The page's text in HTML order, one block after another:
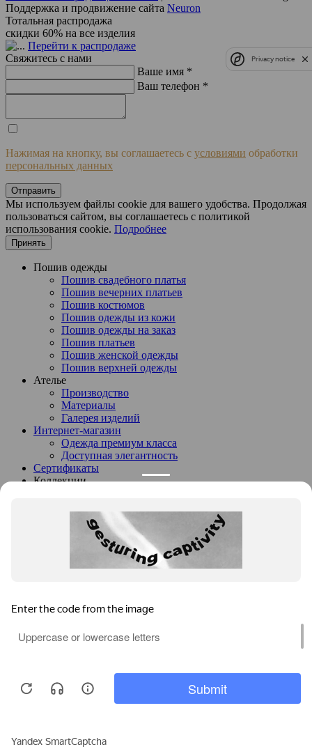
Поддержка и продвижение сайта Neuron
Тотальная распродажа
скидки 60% на все изделия
Перейти к распродаже
Свяжитесь с нами
Ваше имя *
Ваш телефон *
Нажимая на кнопку, вы соглашаетесь с условиями обработки
персональных данных
Отправить
Мы используем файлы cookie для вашего удобства. Продолжая
пользоваться сайтом, вы соглашаетесь с политикой
использования cookie. Подробнее
Принять
Пошив одежды
Пошив свадебного платья
Пошив вечерних платьев
Пошив костюмов
Пошив одежды из кожи
Пошив одежды на заказ
Пошив платьев
Пошив женской одежды
Пошив верхней одежды
Ателье
Производство
Материалы
Галерея изделий
Интернет-магазин
Одежда премиум класса
Доступная элегантность
Сертификаты
Коллекции
Доставка и оплата
О компании
События
+7 (916) 413-05-55
Оставить заявку
Заказать товар
персональных данных
Privacy notice